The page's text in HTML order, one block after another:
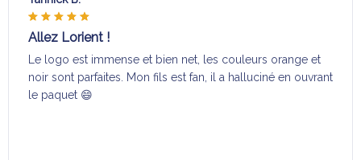
Allez Lorient !
Le logo est immense et bien net, les couleurs orange et
noir sont parfaites. Mon fils est fan, il a halluciné en ouvrant
le paquet 😄